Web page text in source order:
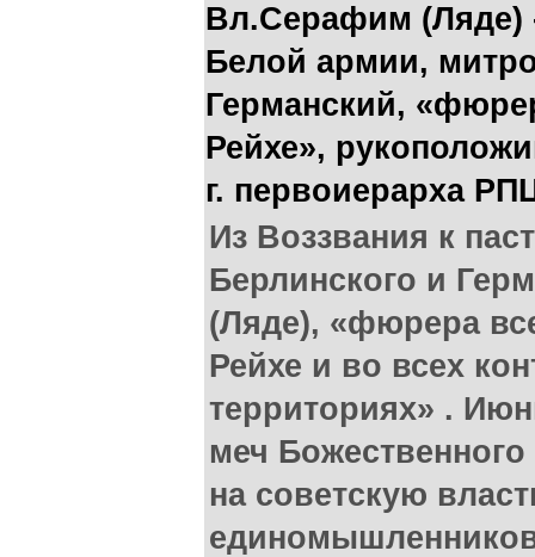
Вл.Серафим (Ляде)
Белой армии,
Германский,
Рейхе»,
г. первоиерарха
Из Воззвания к
Берлинского и
(Ляде), «фюрера
Рейхе и во всех
территориях» .
меч
на советскую